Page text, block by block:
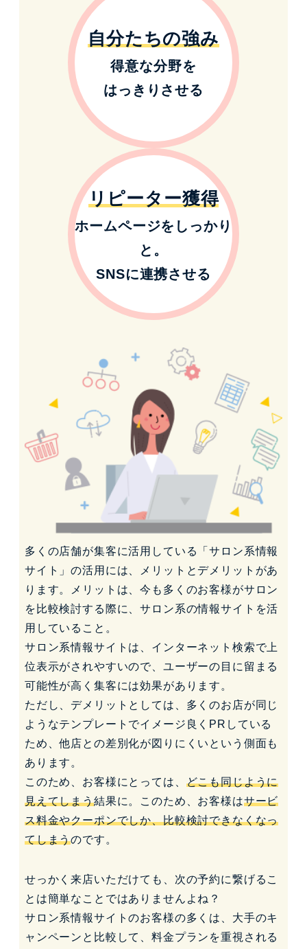
自分たちの強み
得意な分野を
はっきりさせる
リピーター獲得
ホームページをしっかり
と。
SNSに連携させる
多くの店舗が集客に活用している「サロン系情報
サイト」の活用には、メリットとデメリットがあ
ります。メリットは、今も多くのお客様がサロン
を比較検討する際に、サロン系の情報サイトを活
用していること。
サロン系情報サイトは、インターネット検索で上
位表示がされやすいので、ユーザーの目に留まる
可能性が高く集客には効果があります。
ただし、デメリットとしては、多くのお店が同じ
ようなテンプレートでイメージ良くPRしている
ため、他店との差別化が図りにくいという側面も
あります。
このため、お客様にとっては、 どこも同じように
見えてしまう結果に。このため、お客様はサービ
ス料金やクーポンでしか、比較検討できなくなっ
てしまうのです。
せっかく来店いただけても、次の予約に繋げるこ
とは簡単なことではありませんよね？
サロン系情報サイトのお客様の多くは、大手のキ
ャンペーンと比較して、料金プランを重視される